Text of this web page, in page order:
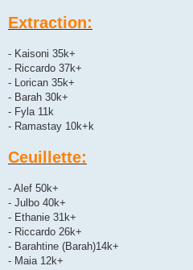
Extraction:
- Kaisoni 35k+
- Riccardo 37k+
- Lorican 35k+
- Barah 30k+
- Fyla 11k
- Ramastay 10k+k
Ceuillette:
- Alef 50k+
- Julbo 40k+
- Ethanie 31k+
- Riccardo 26k+
- Barahtine (Barah)14k+
- Maia 12k+